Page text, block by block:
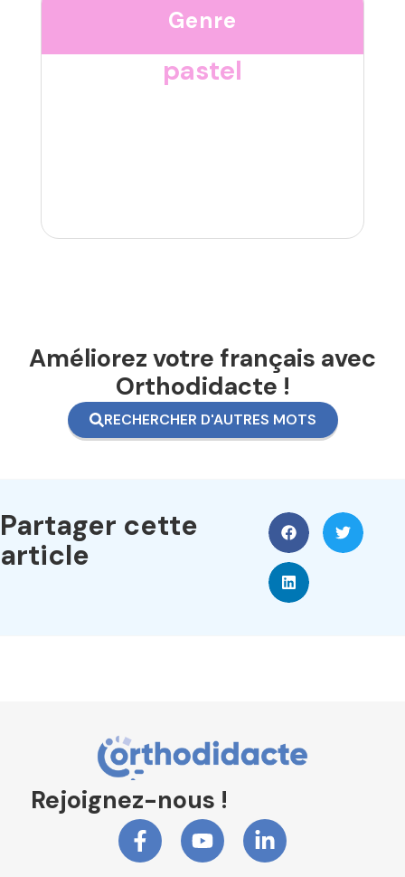
Genre
pastel
Améliorez votre français avec
Orthodidacte !
RECHERCHER D'AUTRES MOTS
Partager cette
article
Rejoignez-nous !